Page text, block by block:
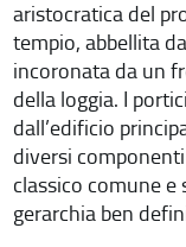
aristocratica del
tempio, abbellita
incoronata da un
della loggia. I
dall’edificio
diversi
classico comune
gerarchia ben